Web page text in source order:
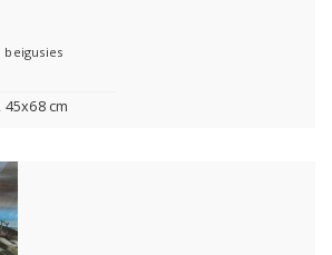
beigusies
cm